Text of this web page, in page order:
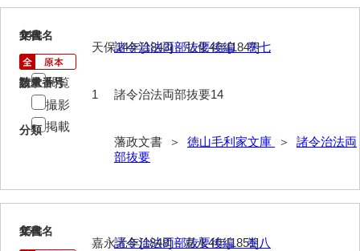
諸日記
元寛日記
諸村奉書控
同席申合帳・同席触
御手伝記
14
文書名
諸令治法両部抜要後編 巻七
請求番号
諸令治法両部抜要14
分類
藩政文書 ＞ 徳山毛利家文庫 ＞ 諸令治法両
部抜要
年代
天保14年[1843]～弘化4年[1847]
数量
1
閲覧
撮影
掲載
15
文書名
諸令治法両部抜要後編 巻八
年代
嘉永元年[1848]～嘉永4年[1851]